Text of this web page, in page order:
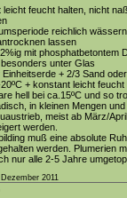
leicht feucht halten, nicht
reichlich
lassen
mit phosphatbetontem
unter Glas
+ 2/3 Sand
+ konstant leicht feucht
hell bei ca.15ºC und so
in kleinen Mengen
meist ab März/
werden.
muß eine absolute
werden. Plumerien
nur alle 2-5 Jahre
2011